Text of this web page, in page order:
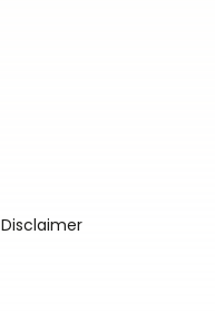
Disclaimer